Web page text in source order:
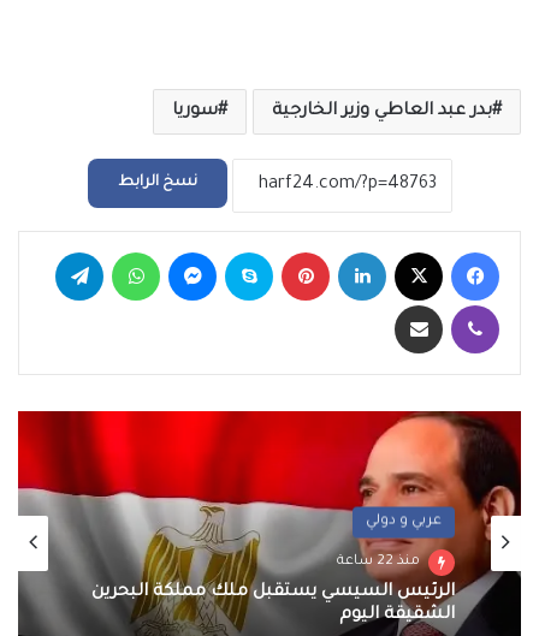
بدر عبد العاطي وزير الخارجية سوريا
نسخ الرابط
فيسبوك لينكدإن بينتيريست سكايب ماسنجر واتساب
ڤايبر مشاركة عبر البريد
عربي و دولي
منذ 22 ساعة
الرئيس السيسي يستقبل ملك مملكة البحرين
الشقيقة اليوم